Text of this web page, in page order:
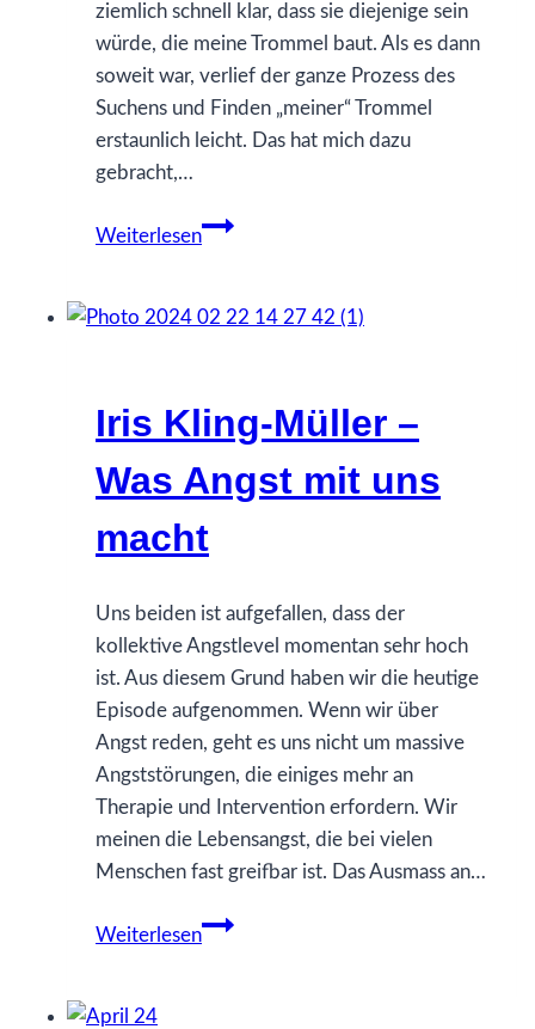
ziemlich schnell klar, dass sie diejenige sein
würde, die meine Trommel baut. Als es dann
soweit war, verlief der ganze Prozess des
Suchens und Finden „meiner“ Trommel
erstaunlich leicht. Das hat mich dazu
gebracht,…
Weiterlesen
Ulrike
-
die
Erde
mit
Himmel
Iris Kling-Müller –
Was Angst mit uns
macht
Uns beiden ist aufgefallen, dass der
kollektive Angstlevel momentan sehr hoch
ist. Aus diesem Grund haben wir die heutige
Episode aufgenommen. Wenn wir über
Angst reden, geht es uns nicht um massive
Angststörungen, die einiges mehr an
Therapie und Intervention erfordern. Wir
meinen die Lebensangst, die bei vielen
Menschen fast greifbar ist. Das Ausmass an…
Weiterlesen
Iris